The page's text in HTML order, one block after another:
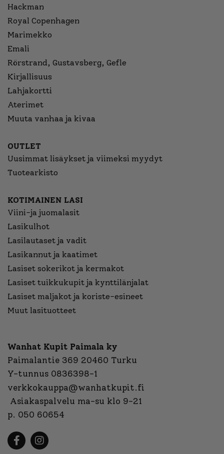
Hackman
Royal Copenhagen
Marimekko
Emali
Rörstrand, Gustavsberg, Gefle
Kirjallisuus
Lahjakortti
Aterimet
Muuta vanhaa ja kivaa
OUTLET
Uusimmat lisäykset ja viimeksi myydyt
Tuotearkisto
KOTIMAINEN LASI
Viini-ja juomalasit
Lasikulhot
Lasilautaset ja vadit
Lasikannut ja kaatimet
Lasiset sokerikot ja kermakot
Lasiset tuikkukupit ja kynttilänjalat
Lasiset maljakot ja koriste-esineet
Muut lasituotteet
Wanhat Kupit Paimala ky
Paimalantie 369 20460 Turku
Y-tunnus 0836398-1
verkkokauppa@wanhatkupit.fi
Asiakaspalvelu ma-su klo 9-21
p. 050 60654